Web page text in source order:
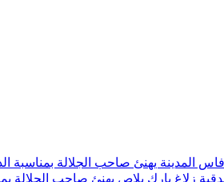
صاحب الجلالة بمناسبة الذكرى 27 لعيد العرش
زلاغ بارك بلاص يهنئ صاحب